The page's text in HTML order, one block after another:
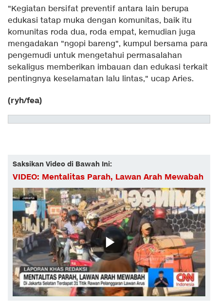
"Kegiatan bersifat preventif antara lain berupa
edukasi tatap muka dengan komunitas, baik itu
komunitas roda dua, roda empat, kemudian juga
mengadakan "ngopi bareng", kumpul bersama para
pengemudi untuk mengetahui permasalahan
sekaligus memberikan imbauan dan edukasi terkait
pentingnya keselamatan lalu lintas," ucap Aries.
(ryh/fea)
Saksikan Video di Bawah Ini:
VIDEO: Mentalitas Parah, Lawan Arah Mewabah